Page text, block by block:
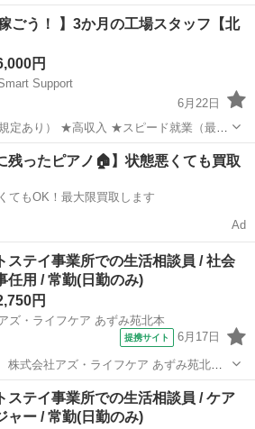
内容＞ ハイブリッド
ルという部品を 製造しているところでの
未経験
稼ごう！ 】3か月の工場スタッフ【北
円
Support
6月22日
定あり） ★高収入 ★スピード就業（最短
検査 ・化粧品の梱包や仕分け ...
工場 未経験
残ったピアノ🏠】状態悪くても買取
てもOK！最大限買取します
Ad
ステイ事業所での生活相談員 / 社会
任用 / 常勤(日勤のみ)
円
ズ・ライフケア あずみ苑北本
提携サイト 6月17日
ステイ事業所での生活相談員 / ケア
ャー / 常勤(日勤のみ)